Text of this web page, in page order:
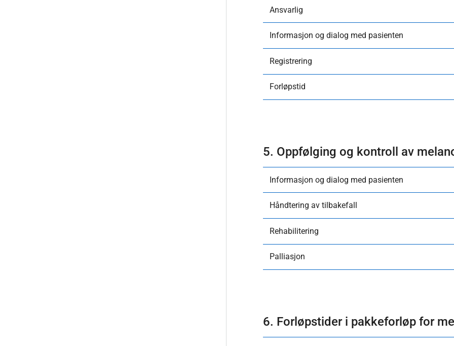
Ansvarlig
Informasjon og dialog med pasienten
Registrering
Forløpstid
5. Oppfølging og kontroll av
Informasjon og dialog med pasienten
Håndtering av tilbakefall
Rehabilitering
Palliasjon
6. Forløpstider i pakkeforløp for